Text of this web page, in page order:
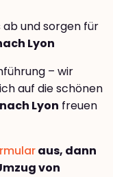
und sorgen für
Lyon
– wir
auf die schönen
Lyon freuen
aus, dann
von